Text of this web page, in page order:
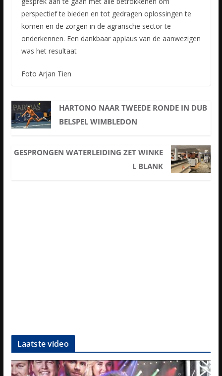
perspectief te bieden en tot gedragen oplossingen te
komen en de zorgen in de agrarische sector te
onderkennen. Een dankbaar applaus van de aanwezigen
was het resultaat
Foto Arjan Tien
HARTONO NAAR TWEEDE RONDE IN DUB
BELSPEL WIMBLEDON
GESPRONGEN WATERLEIDING ZET WINKE
L BLANK
Laatste video